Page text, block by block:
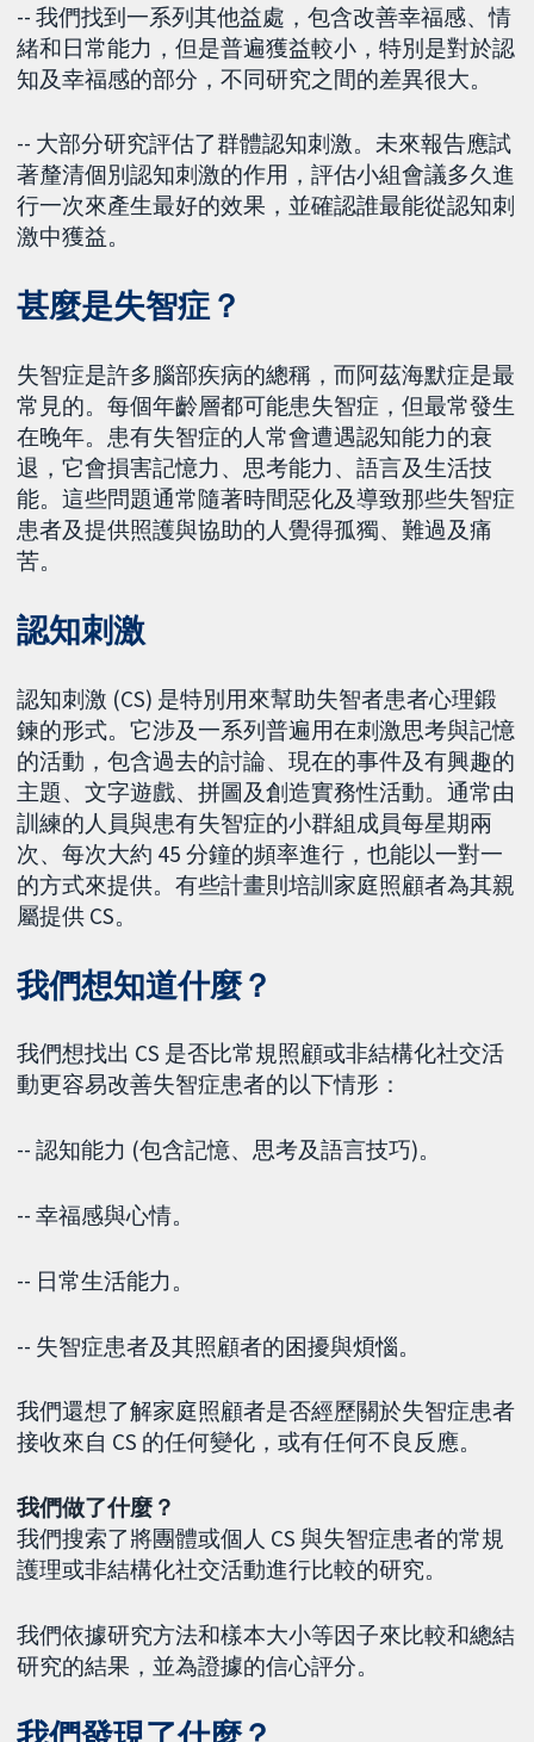
-- 我們找到一系列其他益處，包含改善幸福感、情
緒和日常能力，但是普遍獲益較小，特別是對於認
知及幸福感的部分，不同研究之間的差異很大。
-- 大部分研究評估了群體認知刺激。未來報告應試
著釐清個別認知刺激的作用，評估小組會議多久進
行一次來產生最好的效果，並確認誰最能從認知刺
激中獲益。
甚麼是失智症？
失智症是許多腦部疾病的總稱，而阿茲海默症是最
常見的。每個年齡層都可能患失智症，但最常發生
在晚年。患有失智症的人常會遭遇認知能力的衰
退，它會損害記憶力、思考能力、語言及生活技
能。這些問題通常隨著時間惡化及導致那些失智症
患者及提供照護與協助的人覺得孤獨、難過及痛
苦。
認知刺激
認知刺激 (CS) 是特別用來幫助失智者患者心理鍛
鍊的形式。它涉及一系列普遍用在刺激思考與記憶
的活動，包含過去的討論、現在的事件及有興趣的
主題、文字遊戲、拼圖及創造實務性活動。通常由
訓練的人員與患有失智症的小群組成員每星期兩
次、每次大約 45 分鐘的頻率進行，也能以一對一
的方式來提供。有些計畫則培訓家庭照顧者為其親
屬提供 CS。
我們想知道什麼？
我們想找出 CS 是否比常規照顧或非結構化社交活
動更容易改善失智症患者的以下情形：
-- 認知能力 (包含記憶、思考及語言技巧)。
-- 幸福感與心情。
-- 日常生活能力。
-- 失智症患者及其照顧者的困擾與煩惱。
我們還想了解家庭照顧者是否經歷關於失智症患者
接收來自 CS 的任何變化，或有任何不良反應。
我們做了什麼？
我們搜索了將團體或個人 CS 與失智症患者的常規
護理或非結構化社交活動進行比較的研究。
我們依據研究方法和樣本大小等因子來比較和總結
研究的結果，並為證據的信心評分。